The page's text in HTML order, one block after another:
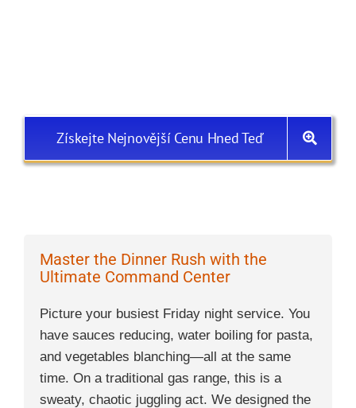
Získejte Nejnovější Cenu Hned Teď
Master the Dinner Rush with the
Ultimate Command Center
Picture your busiest Friday night service. You
have sauces reducing, water boiling for pasta,
and vegetables blanching—all at the same
time. On a traditional gas range, this is a
sweaty, chaotic juggling act. We designed the